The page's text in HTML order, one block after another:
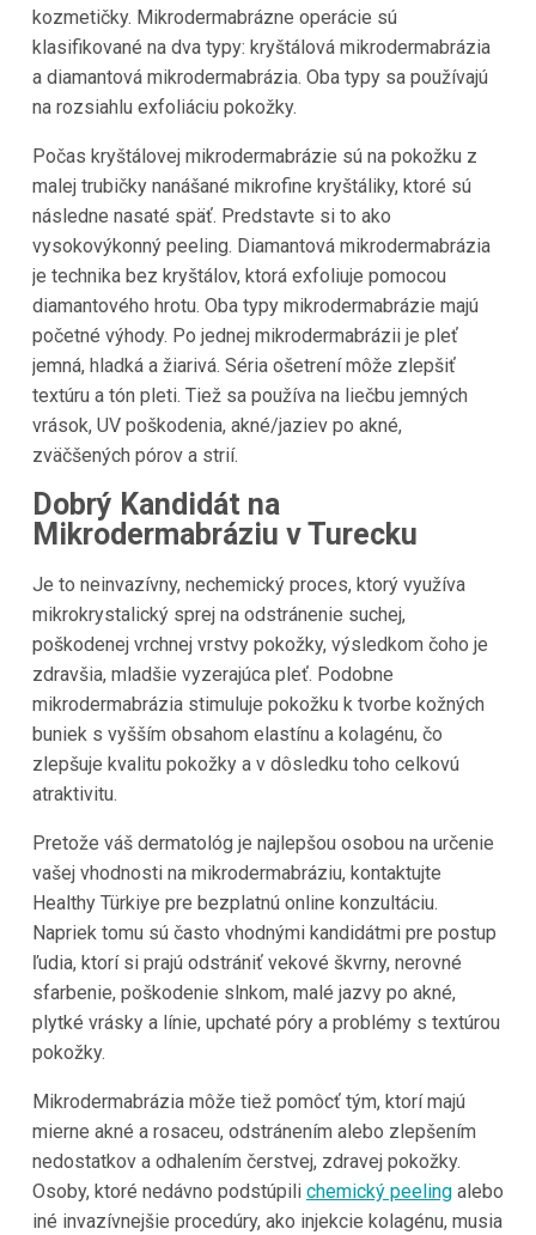
kozmetičky. Mikrodermabrázne operácie sú
klasifikované na dva typy: kryštálová mikrodermabrázia
a diamantová mikrodermabrázia. Oba typy sa používajú
na rozsiahlu exfoliáciu pokožky.
Počas kryštálovej mikrodermabrázie sú na pokožku z
malej trubičky nanášané mikrofine kryštáliky, ktoré sú
následne nasaté späť. Predstavte si to ako
vysokovýkonný peeling. Diamantová mikrodermabrázia
je technika bez kryštálov, ktorá exfoliuje pomocou
diamantového hrotu. Oba typy mikrodermabrázie majú
početné výhody. Po jednej mikrodermabrázii je pleť
jemná, hladká a žiarivá. Séria ošetrení môže zlepšiť
textúru a tón pleti. Tiež sa používa na liečbu jemných
vrások, UV poškodenia, akné/jaziev po akné,
zväčšených pórov a strií.
Dobrý Kandidát na
Mikrodermabráziu v Turecku
Je to neinvazívny, nechemický proces, ktorý využíva
mikrokrystalický sprej na odstránenie suchej,
poškodenej vrchnej vrstvy pokožky, výsledkom čoho je
zdravšia, mladšie vyzerajúca pleť. Podobne
mikrodermabrázia stimuluje pokožku k tvorbe kožných
buniek s vyšším obsahom elastínu a kolagénu, čo
zlepšuje kvalitu pokožky a v dôsledku toho celkovú
atraktivitu.
Pretože váš dermatológ je najlepšou osobou na určenie
vašej vhodnosti na mikrodermabráziu, kontaktujte
Healthy Türkiye pre bezplatnú online konzultáciu.
Napriek tomu sú často vhodnými kandidátmi pre postup
ľudia, ktorí si prajú odstrániť vekové škvrny, nerovné
sfarbenie, poškodenie slnkom, malé jazvy po akné,
plytké vrásky a línie, upchaté póry a problémy s textúrou
pokožky.
Mikrodermabrázia môže tiež pomôcť tým, ktorí majú
mierne akné a rosaceu, odstránením alebo zlepšením
nedostatkov a odhalením čerstvej, zdravej pokožky.
Osoby, ktoré nedávno podstúpili chemický peelingalebo
iné invazívnejšie procedúry, ako injekcie kolagénu, musia